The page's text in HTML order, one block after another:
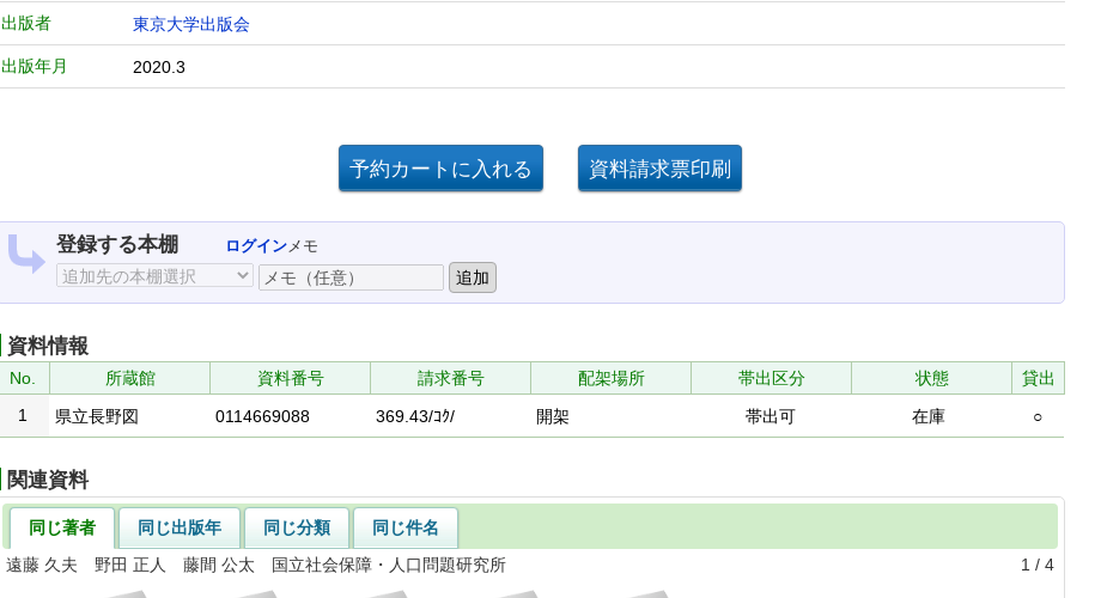
出版者 東京大学出版会
出版年月 2020.3
登録する本棚 ログインメモ
資料情報
No. 所蔵館 資料番号 請求番号 配架場所 帯出区分 状態
貸出
1
県立長野図 0114669088 369.43/ｺｸ/ 開架 帯出可 在庫 ○
関連資料
同じ著者 同じ出版年 同じ分類
同じ件名
遠藤 久夫 野田 正人 藤間 公太 国立社会保障・人口問題研究所
1 / 4